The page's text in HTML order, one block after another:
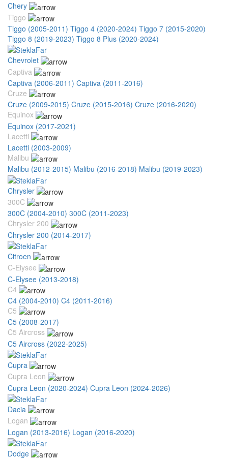
Chery
Tiggo
Tiggo (2005-2011) Tiggo 4 (2020-2024) Tiggo 7 (2015-2020)
Tiggo 8 (2019-2023) Tiggo 8 Plus (2020-2024)
Chevrolet
Captiva
Captiva (2006-2011) Captiva (2011-2016)
Cruze
Cruze (2009-2015) Cruze (2015-2016) Cruze (2016-2020)
Equinox
Equinox (2017-2021)
Lacetti
Lacetti (2003-2009)
Malibu
Malibu (2012-2015) Malibu (2016-2018) Malibu (2019-2023)
Chrysler
300C
300C (2004-2010) 300C (2011-2023)
Chrysler 200
Chrysler 200 (2014-2017)
Citroen
C-Elysee
C-Elysee (2013-2018)
C4
C4 (2004-2010) C4 (2011-2016)
C5
C5 (2008-2017)
C5 Aircross
C5 Aircross (2022-2025)
Cupra
Cupra Leon
Cupra Leon (2020-2024) Cupra Leon (2024-2026)
Dacia
Logan
Logan (2013-2016) Logan (2016-2020)
Dodge